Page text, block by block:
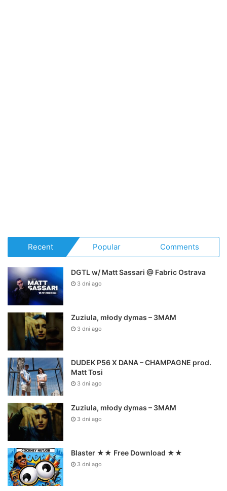
Recent Popular Comments
DGTL w/ Matt Sassari @ Fabric Ostrava
3 dni ago
Zuziula, młody dymas – 3MAM
3 dni ago
DUDEK P56 X DANA – CHAMPAGNE prod.
Matt Tosi
3 dni ago
Zuziula, młody dymas – 3MAM
3 dni ago
Blaster ★★ Free Download ★★
3 dni ago